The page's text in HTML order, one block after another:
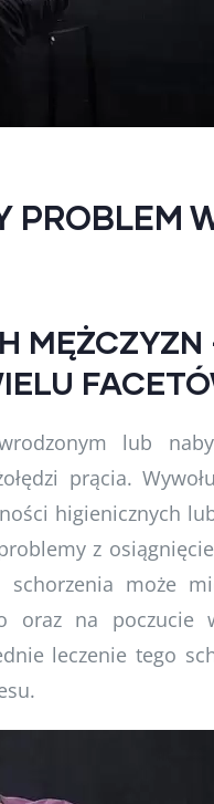
PROBLEM
lub
prącia.
higienicznych
z
może
oraz na poczucie
leczenie tego